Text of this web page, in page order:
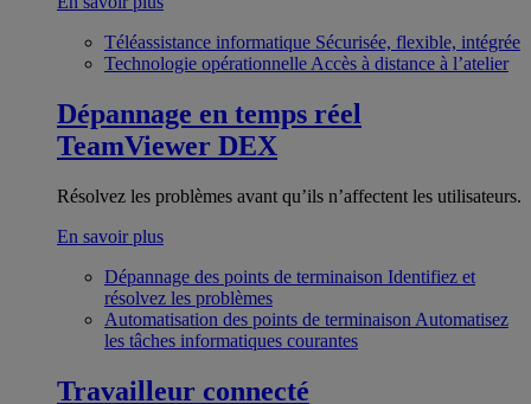
Téléassistance informatique Sécurisée, flexible, intégrée
Technologie opérationnelle Accès à distance à l’atelier
Dépannage en temps réel
TeamViewer DEX
Résolvez les problèmes avant qu’ils n’affectent les utilisateurs.
En savoir plus
Dépannage des points de terminaison Identifiez et
résolvez les problèmes
Automatisation des points de terminaison Automatisez
les tâches informatiques courantes
Travailleur connecté